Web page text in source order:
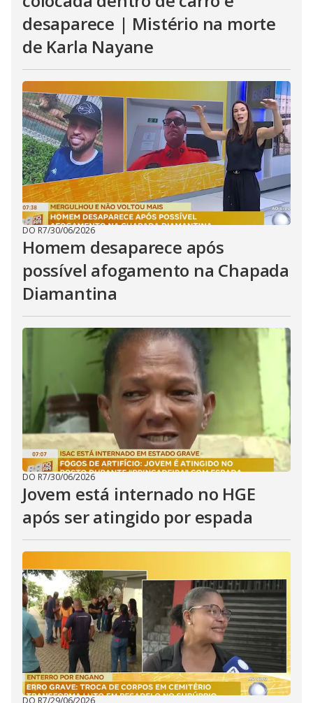
desaparece | Mistério na morte
de Karla Nayane
DO R7/30/06/2026
Homem desaparece após
possível afogamento na Chapada
Diamantina
DO R7/30/06/2026
Jovem está internado no HGE
após ser atingido por espada
DO R7/29/06/2026